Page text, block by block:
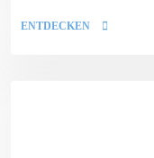
ENTDECKEN